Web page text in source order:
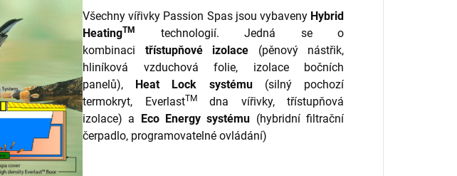
Všechny vířivky Passion Spas jsou vybaveny Hybrid
HeatingTM
technologií. Jedná se o
kombinaci
třístupňové izolace
(pěnový nástřik,
hliníková vzduchová folie, izolace bočních
panelů),
Heat Lock systému
(silný pochozí
termokryt, EverlastTMdna vířivky, třístupňová
izolace) a Eco Energy systému (hybridní filtrační
čerpadlo, programovatelné ovládání)